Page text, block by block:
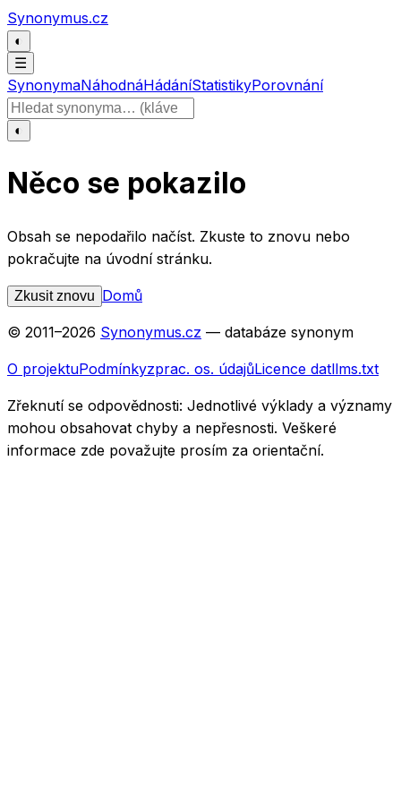
Přeskočit na obsah
Synonymus.cz
◐
☰
SynonymaNáhodnáHádáníStatistikyPorovnání
Hledat slovo
◐
Něco se pokazilo
Obsah se nepodařilo načíst. Zkuste to znovu nebo
pokračujte na úvodní stránku.
Zkusit znovu Domů
© 2011–2026 Synonymus.cz — databáze synonym
O projektuPodmínkyzprac. os. údajůLicence datllms.txt
Zřeknutí se odpovědnosti: Jednotlivé výklady a významy
mohou obsahovat chyby a nepřesnosti. Veškeré
informace zde považujte prosím za orientační.